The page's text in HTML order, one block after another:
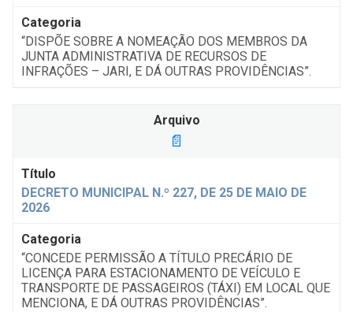
“DISPÕE SOBRE A NOMEAÇÃO DOS MEMBROS DA
JUNTA ADMINISTRATIVA DE RECURSOS DE
INFRAÇÕES – JARI, E DÁ OUTRAS PROVIDÊNCIAS”.
DECRETO MUNICIPAL N.º 227, DE 25 DE MAIO DE
2026
“CONCEDE PERMISSÃO A TÍTULO PRECÁRIO DE
LICENÇA PARA ESTACIONAMENTO DE VEÍCULO E
TRANSPORTE DE PASSAGEIROS (TÁXI) EM LOCAL QUE
MENCIONA, E DÁ OUTRAS PROVIDÊNCIAS”.
📄